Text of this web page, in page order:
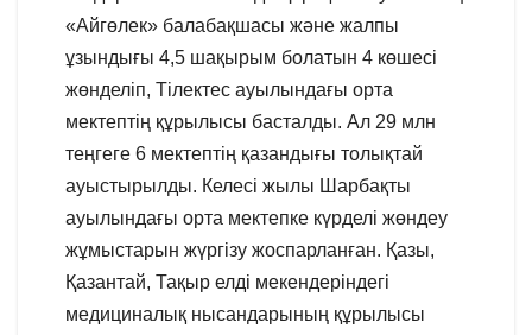
«Айгөлек» балабақшасы және жалпы
ұзындығы 4,5 шақырым болатын 4 көшесі
жөнделіп, Тілектес ауылындағы орта
мектептің құрылысы басталды. Ал 29 млн
теңгеге 6 мектептің қазандығы толықтай
ауыстырылды. Келесі жылы Шарбақты
ауылындағы орта мектепке күрделі жөндеу
жұмыстарын жүргізу жоспарланған. Қазы,
Қазантай, Тақыр елді мекендеріндегі
медициналық нысандарының құрылысы